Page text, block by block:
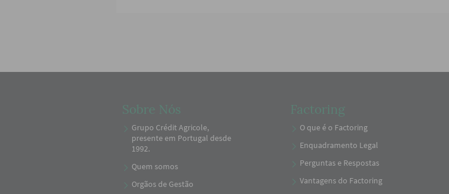
Sobre Nós
Grupo Crédit Agricole,
presente em Portugal desde
1992.
Quem somos
Orgãos de Gestão
Factoring
O que é o Factoring
Enquadramento Legal
Perguntas e Respostas
Vantagens do Factoring